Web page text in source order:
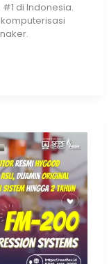
di Indonesia.